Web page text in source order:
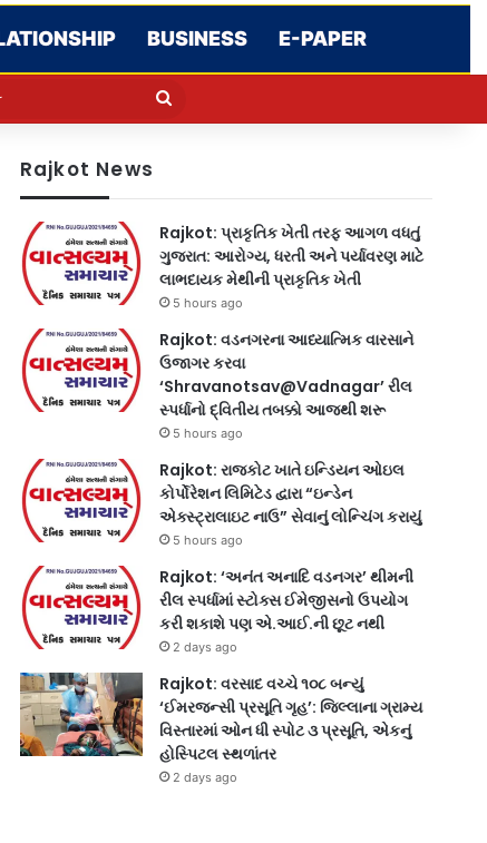
BUSINESS E-PAPER
Search
Rajkot News
Rajkot: પ્રાકૃતિક ખેતી તરફ આગળ વધતું
ગુજરાત: આરોગ્ય, ધરતી અને પર્યાવરણ માટે
લાભદાયક મેથીની પ્રાકૃતિક ખેતી
5 hours ago
Rajkot: વડનગરના આધ્યાત્મિક વારસાને
ઉજાગર કરવા
‘Shravanotsav@Vadnagar’ રીલ
સ્પર્ધાનો દ્વિતીય તબક્કો આજથી શરૂ
5 hours ago
Rajkot: રાજકોટ ખાતે ઇન્ડિયન ઓઇલ
કોર્પોરેશન લિમિટેડ દ્વારા “ઇન્ડેન
એક્સ્ટ્રાલાઇટ નાઉ” સેવાનું લોન્ચિંગ કરાયું
5 hours ago
Rajkot: ‘અનંત અનાદિ વડનગર’ થીમની
રીલ સ્પર્ધામાં સ્ટોક્સ ઈમેજીસનો ઉપયોગ
કરી શકાશે પણ એ.આઈ.ની છૂટ નથી
2 days ago
Rajkot: વરસાદ વચ્ચે ૧૦૮ બન્યું
‘ઈમરજન્સી પ્રસૂતિ ગૃહ’: જિલ્લાના ગ્રામ્ય
વિસ્તારમાં ઓન ધી સ્પોટ ૩ પ્રસૂતિ, એકનું
હોસ્પિટલ સ્થળાંતર
2 days ago